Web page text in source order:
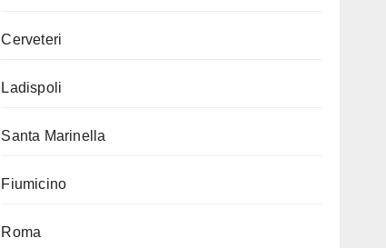
Cerveteri
Ladispoli
Santa Marinella
Fiumicino
Roma